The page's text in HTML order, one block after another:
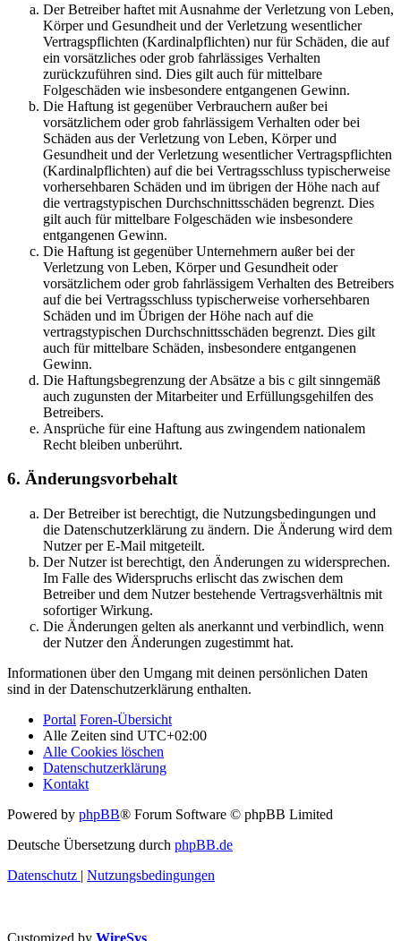
Der Betreiber haftet mit Ausnahme der Verletzung von Leben,
Körper und Gesundheit und der Verletzung wesentlicher
Vertragspflichten (Kardinalpflichten) nur für Schäden, die auf
ein vorsätzliches oder grob fahrlässiges Verhalten
zurückzuführen sind. Dies gilt auch für mittelbare
Folgeschäden wie insbesondere entgangenen Gewinn.
Die Haftung ist gegenüber Verbrauchern außer bei
vorsätzlichem oder grob fahrlässigem Verhalten oder bei
Schäden aus der Verletzung von Leben, Körper und
Gesundheit und der Verletzung wesentlicher Vertragspflichten
(Kardinalpflichten) auf die bei Vertragsschluss typischerweise
vorhersehbaren Schäden und im übrigen der Höhe nach auf
die vertragstypischen Durchschnittsschäden begrenzt. Dies
gilt auch für mittelbare Folgeschäden wie insbesondere
entgangenen Gewinn.
Die Haftung ist gegenüber Unternehmern außer bei der
Verletzung von Leben, Körper und Gesundheit oder
vorsätzlichem oder grob fahrlässigem Verhalten des Betreibers
auf die bei Vertragsschluss typischerweise vorhersehbaren
Schäden und im Übrigen der Höhe nach auf die
vertragstypischen Durchschnittsschäden begrenzt. Dies gilt
auch für mittelbare Schäden, insbesondere entgangenen
Gewinn.
Die Haftungsbegrenzung der Absätze a bis c gilt sinngemäß
auch zugunsten der Mitarbeiter und Erfüllungsgehilfen des
Betreibers.
Ansprüche für eine Haftung aus zwingendem nationalem
Recht bleiben unberührt.
6. Änderungsvorbehalt
Der Betreiber ist berechtigt, die Nutzungsbedingungen und
die Datenschutzerklärung zu ändern. Die Änderung wird dem
Nutzer per E-Mail mitgeteilt.
Der Nutzer ist berechtigt, den Änderungen zu widersprechen.
Im Falle des Widerspruchs erlischt das zwischen dem
Betreiber und dem Nutzer bestehende Vertragsverhältnis mit
sofortiger Wirkung.
Die Änderungen gelten als anerkannt und verbindlich, wenn
der Nutzer den Änderungen zugestimmt hat.
Informationen über den Umgang mit deinen persönlichen Daten
sind in der Datenschutzerklärung enthalten.
Portal Foren-Übersicht
Alle Zeiten sind UTC+02:00
Alle Cookies löschen
Datenschutzerklärung
Kontakt
Powered by phpBB® Forum Software © phpBB Limited
Deutsche Übersetzung durch phpBB.de
Datenschutz | Nutzungsbedingungen
Customized by WireSys